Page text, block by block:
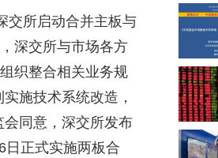
交所启动合并主板与
深交所与市场各方
织整合相关业务规
施技术系统改造，
同意，深交所发布
日正式实施两板合